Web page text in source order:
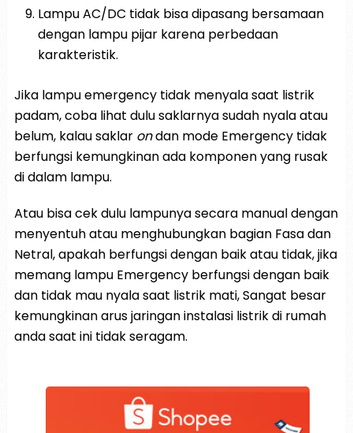
Lampu AC/DC tidak bisa dipasang bersamaan
dengan lampu pijar karena perbedaan
karakteristik.
Jika lampu emergency tidak menyala saat listrik
padam, coba lihat dulu saklarnya sudah nyala atau
belum, kalau saklar ondan mode Emergency tidak
berfungsi kemungkinan ada komponen yang rusak
di dalam lampu.
Atau bisa cek dulu lampunya secara manual dengan
menyentuh atau menghubungkan bagian Fasa dan
Netral, apakah berfungsi dengan baik atau tidak, jika
memang lampu Emergency berfungsi dengan baik
dan tidak mau nyala saat listrik mati, Sangat besar
kemungkinan arus jaringan instalasi listrik di rumah
anda saat ini tidak seragam.